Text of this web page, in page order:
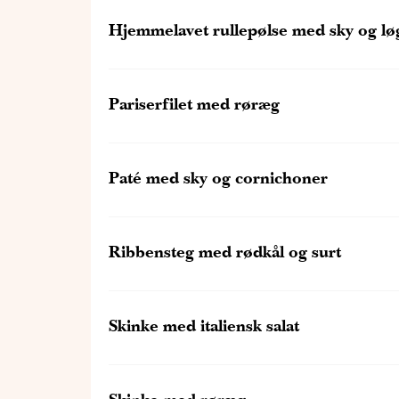
Hjemmelavet rullepølse med sky og
Pariserfilet med røræg
Paté med sky og cornichoner
Ribbensteg med rødkål og surt
Skinke med italiensk salat